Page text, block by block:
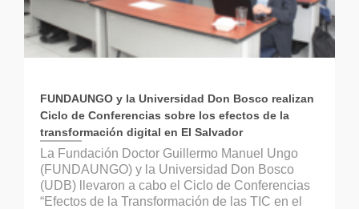
FUNDAUNGO y la Universidad Don Bosco realizan
Ciclo de Conferencias sobre los efectos de la
transformación digital en El Salvador
La Fundación Doctor Guillermo Manuel Ungo
(FUNDAUNGO) y la Universidad Don Bosco
(UDB) llevaron a cabo el Ciclo de Conferencias
“Efectos de la Transformación de las TIC en el